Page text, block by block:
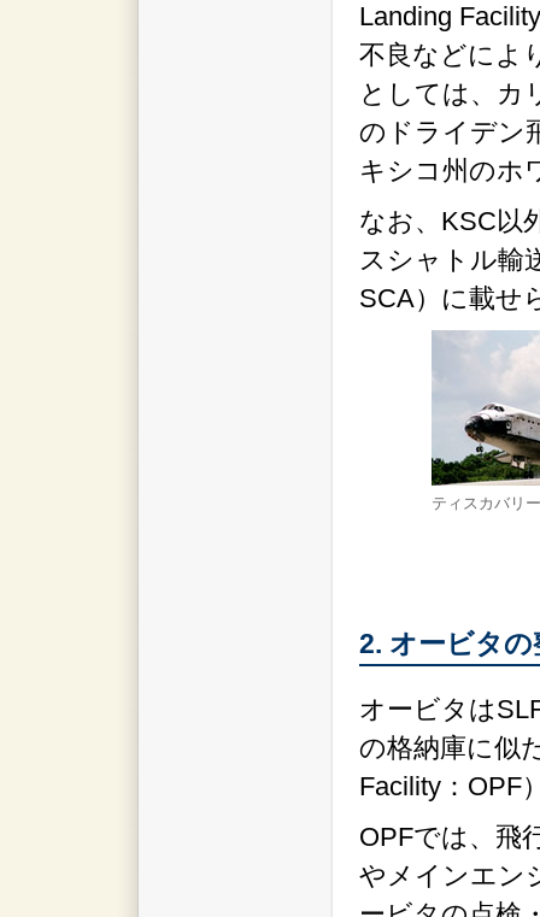
Landing
不良などによ
としては、カ
のドライデン
キシコ州のホ
なお、KSC以
スシャトル輸
SCA）に載せ
ティスカバリ
2. オービタの
オービタは
の格納庫に似
Facility：OPF
OPFでは、飛
やメインエン